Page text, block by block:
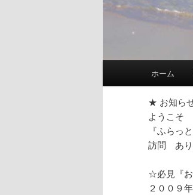
ホーム
★ お知ら
ようこそ
『ふらっ
訪問 あり
☆必見『
２００９